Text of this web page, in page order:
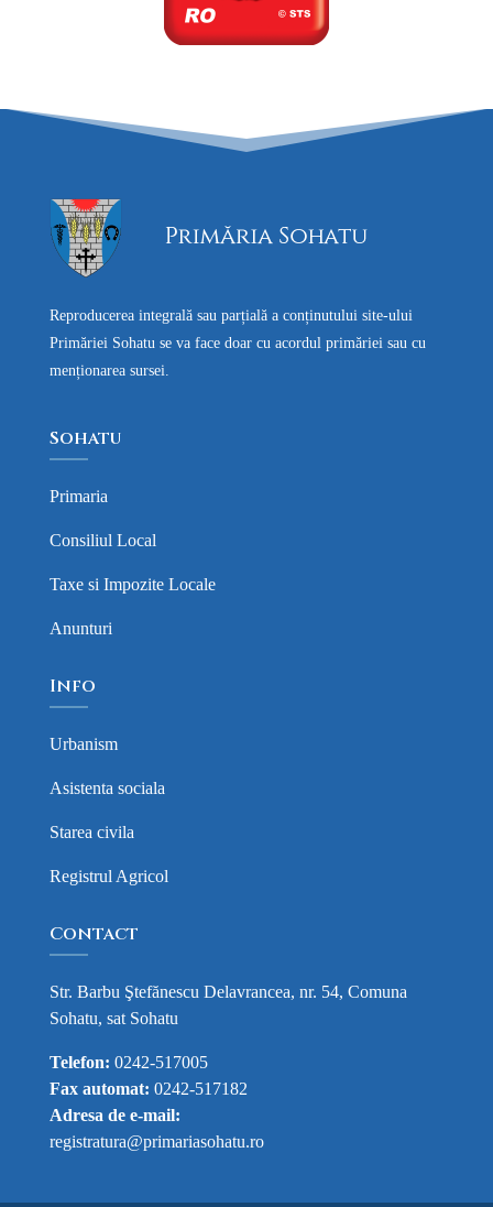
Reproducerea integrală sau parțială a conținutului site-ului
Primăriei Sohatu se va face doar cu acordul primăriei sau cu
menționarea sursei.
Sohatu
Primaria
Consiliul Local
Taxe si Impozite Locale
Anunturi
Info
Urbanism
Asistenta sociala
Starea civila
Registrul Agricol
Contact
Str. Barbu Ştefănescu Delavrancea, nr. 54, Comuna
Sohatu, sat Sohatu
Telefon: 0242-517005
Fax automat: 0242-517182
Adresa de e-mail:
registratura@primariasohatu.ro